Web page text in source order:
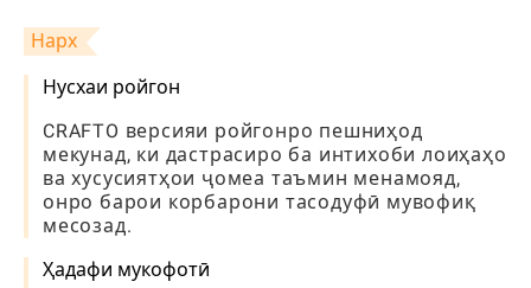
Нарх
Нусхаи ройгон
CRAFTO версияи ройгонро пешниҳод
мекунад, ки дастрасиро ба интихоби лоиҳаҳо
ва хусусиятҳои ҷомеа таъмин менамояд,
онро барои корбарони тасодуфӣ мувофиқ
месозад.
Ҳадафи мукофотӣ